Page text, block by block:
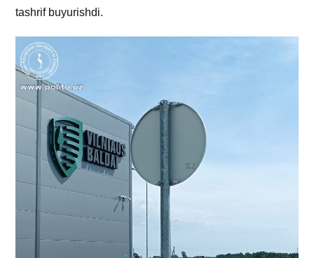
tashrif buyurishdi.